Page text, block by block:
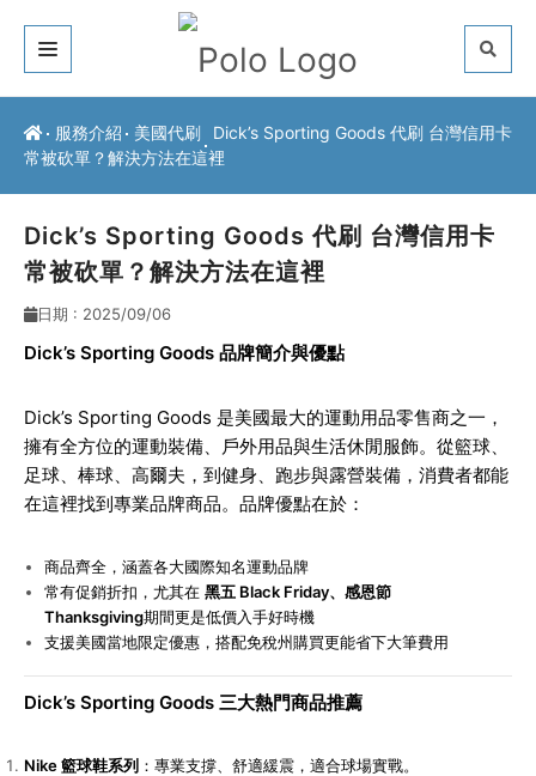
關於我們
服務介紹
常見問題
最新公告
服務介紹 美國代刷
Dick’s Sporting Goods 代刷 台灣信用卡
常被砍單？解決方法在這裡
Dick’s Sporting Goods 代刷 台灣信用卡
常被砍單？解決方法在這裡
日期 : 2025/09/06
Dick’s Sporting Goods 品牌簡介與優點
Dick’s Sporting Goods 是美國最大的運動用品零售商之一，
擁有全方位的運動裝備、戶外用品與生活休閒服飾。從籃球、
足球、棒球、高爾夫，到健身、跑步與露營裝備，消費者都能
在這裡找到專業品牌商品。品牌優點在於：
商品齊全，涵蓋各大國際知名運動品牌
常有促銷折扣，尤其在 黑五 Black Friday、感恩節
Thanksgiving期間更是低價入手好時機
支援美國當地限定優惠，搭配免稅州購買更能省下大筆費用
Dick’s Sporting Goods 三大熱門商品推薦
Nike籃球鞋系列 ：專業支撐、舒適緩震，適合球場實戰。